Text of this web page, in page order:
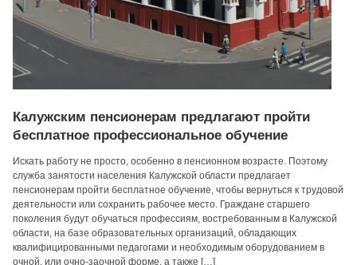
Калужским пенсионерам предлагают пройти
бесплатное профессиональное обучение
Искать работу не просто, особенно в пенсионном возрасте. Поэтому
служба занятости населения Калужской области предлагает
пенсионерам пройти бесплатное обучение, чтобы вернуться к трудовой
деятельности или сохранить рабочее место. Граждане старшего
поколения будут обучаться профессиям, востребованным в Калужской
области, на базе образовательных организаций, обладающих
квалифицированными педагогами и необходимым оборудованием в
очной, или очно-заочной форме, а также […]